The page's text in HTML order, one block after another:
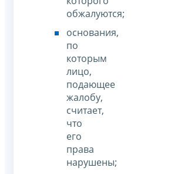
обжалуются;
основания,
по
которым
лицо,
подающее
жалобу,
считает,
что
его
права
нарушены;